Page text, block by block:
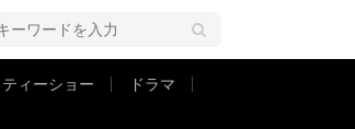
ティーショー
ドラマ